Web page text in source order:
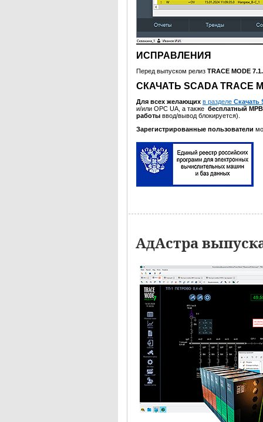
ИСПРАВЛЕНИЯ
Перед выпуском релиз TRACE MODE
СКАЧАТЬ SCADA TRACE
Для всех желающих в разделе Скачать
и/или OPC UA, а также бесплатный
работы ввод/вывод блокируется).
Зарегистрированные пользователи
АдАстра